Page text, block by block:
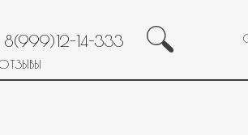
8(999)12-14-333